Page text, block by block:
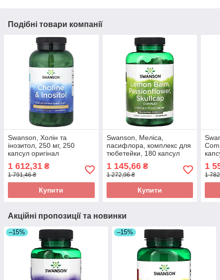
Подібні товари компанії
Swanson, Холін та
інозитол, 250 мг, 250
капсул оригінал
1 612,31 ₴
1 791,46 ₴
Купити
Swanson, Меліса,
пасифлора, комплекс для
тюбетейки, 180 капсул
оригінал
1 145,66₴
1 272,96 ₴
Купити
1
1
Акційні пропозиції та новинки
–15% –15%